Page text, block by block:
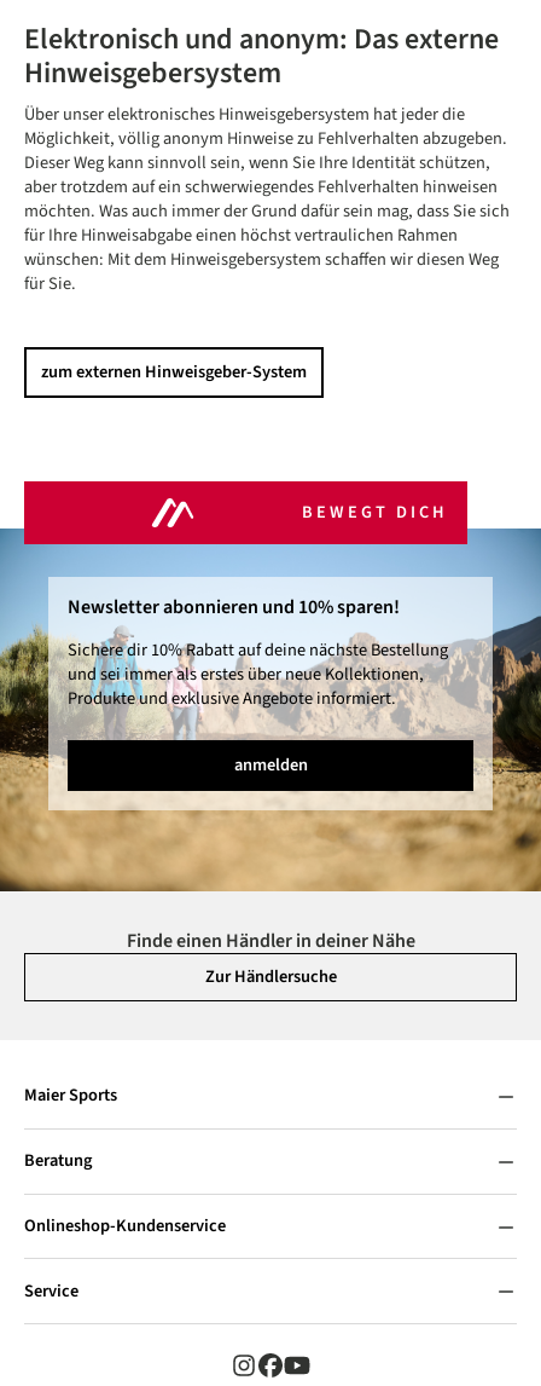
Elektronisch und anonym: Das externe
Hinweisgebersystem
Über unser elektronisches Hinweisgebersystem hat jeder die
Möglichkeit, völlig anonym Hinweise zu Fehlverhalten abzugeben.
Dieser Weg kann sinnvoll sein, wenn Sie Ihre Identität schützen,
aber trotzdem auf ein schwerwiegendes Fehlverhalten hinweisen
möchten. Was auch immer der Grund dafür sein mag, dass Sie sich
für Ihre Hinweisabgabe einen höchst vertraulichen Rahmen
wünschen: Mit dem Hinweisgebersystem schaffen wir diesen Weg
für Sie.
zum externen Hinweisgeber-System
BEWEGT DICH
Newsletter abonnieren und 10% sparen!
Sichere dir 10% Rabatt auf deine nächste Bestellung
und sei immer als erstes über neue Kollektionen,
Produkte und exklusive Angebote informiert.
anmelden
Finde einen Händler in deiner Nähe
Zur Händlersuche
Maier Sports
Beratung
Onlineshop-Kundenservice
Service